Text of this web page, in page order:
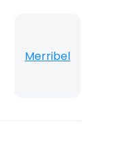
Merribel